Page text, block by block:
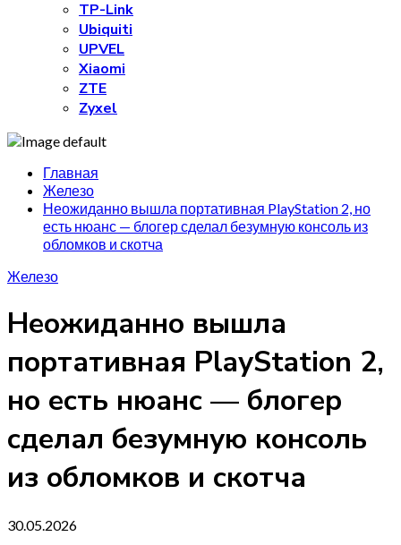
TP-Link
Ubiquiti
UPVEL
Xiaomi
ZTE
Zyxel
Главная
Железо
Неожиданно вышла портативная PlayStation 2, но
есть нюанс — блогер сделал безумную консоль из
обломков и скотча
Железо
Неожиданно вышла
портативная PlayStation 2,
но есть нюанс — блогер
сделал безумную консоль
из обломков и скотча
30.05.2026